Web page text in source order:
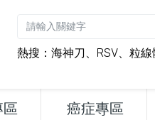
熱搜： 海神刀 、 RSV、 粒線
癌症專區